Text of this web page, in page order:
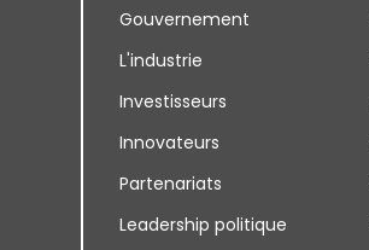
Gouvernement
L'industrie
Investisseurs
Innovateurs
Partenariats
Leadership politique